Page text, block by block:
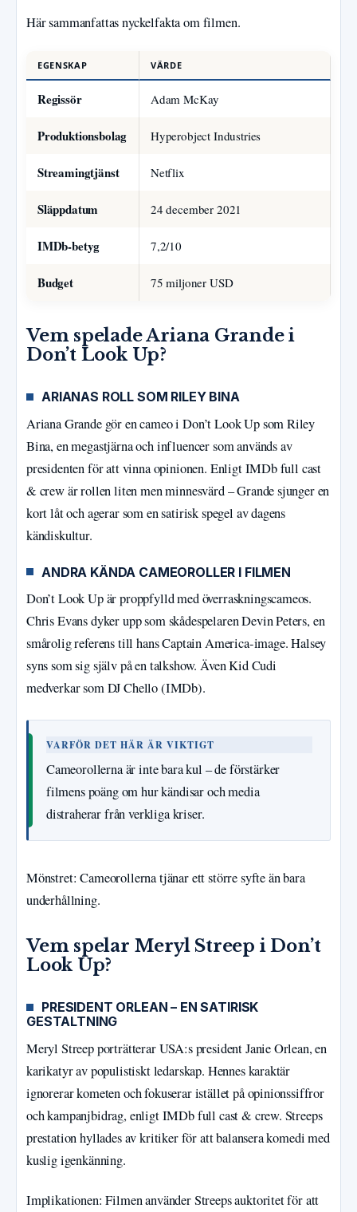
Här sammanfattas nyckelfakta om filmen.
EGENSKAP VÄRDE
Regissör Adam McKay
Produktionsbolag Hyperobject Industries
Streamingtjänst Netflix
Släppdatum 24 december 2021
IMDb-betyg 7,2/10
Budget 75 miljoner USD
Vem spelade Ariana Grande i
Don’t Look Up?
ARIANAS ROLL SOM RILEY BINA
Ariana Grande gör en cameo i Don’t Look Up som Riley
Bina, en megastjärna och influencer som används av
presidenten för att vinna opinionen. Enligt IMDb full cast
& crew är rollen liten men minnesvärd – Grande sjunger en
kort låt och agerar som en satirisk spegel av dagens
kändiskultur.
ANDRA KÄNDA CAMEOROLLER I FILMEN
Don’t Look Up är proppfylld med överraskningscameos.
Chris Evans dyker upp som skådespelaren Devin Peters, en
smårolig referens till hans Captain America-image. Halsey
syns som sig själv på en talkshow. Även Kid Cudi
medverkar som DJ Chello (IMDb).
VARFÖR DET HÄR ÄR VIKTIGT
Cameorollerna är inte bara kul – de förstärker
filmens poäng om hur kändisar och media
distraherar från verkliga kriser.
Mönstret: Cameorollerna tjänar ett större syfte än bara
underhållning.
Vem spelar Meryl Streep i Don’t
Look Up?
PRESIDENT ORLEAN – EN SATIRISK
GESTALTNING
Meryl Streep porträtterar USA:s president Janie Orlean, en
karikatyr av populistiskt ledarskap. Hennes karaktär
ignorerar kometen och fokuserar istället på opinionssiffror
och kampanjbidrag, enligt IMDb full cast & crew. Streeps
prestation hyllades av kritiker för att balansera komedi med
kuslig igenkänning.
Implikationen: Filmen använder Streeps auktoritet för att